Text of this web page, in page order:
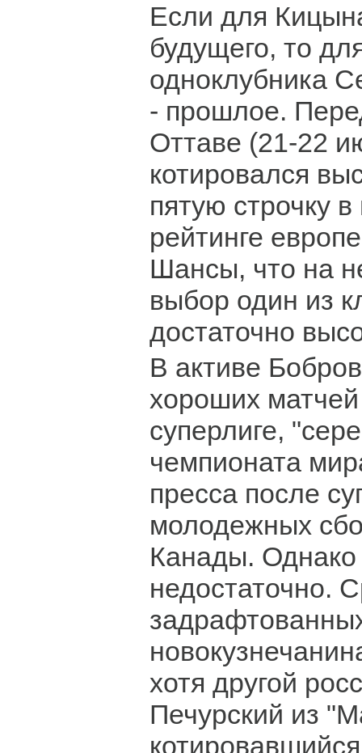
Если для
будущего, то
одноклубника
- прошлое.
Оттаве (21-22
котировался
пятую строчку в
рейтинге
Шансы, что на
выбор один из
достаточно
В активе
хороших
суперлиге,
чемпионата
пресса после
молодежных
Канады. Однако
недостаточно.
хотя другой
Печурский из